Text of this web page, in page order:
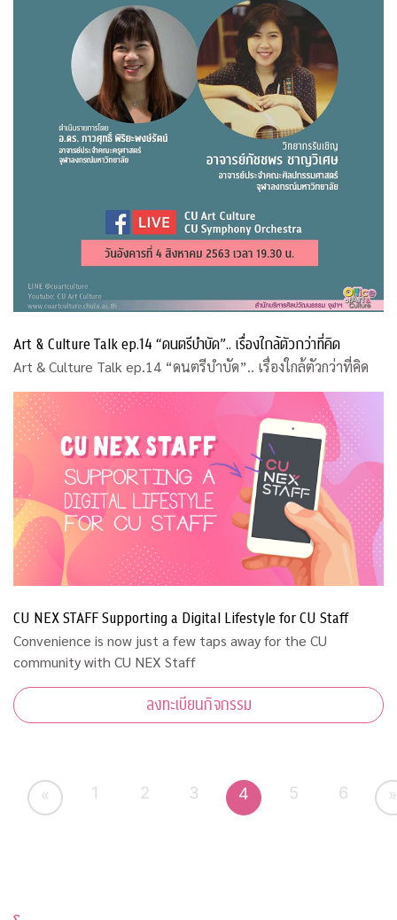
Art & Culture Talk ep.14 “ดนตรีบำบัด”.. เรื่องใกล้ตัวกว่าที่คิด
Art & Culture Talk ep.14 “ดนตรีบำบัด”.. เรื่องใกล้ตัวกว่าที่คิด
CU NEX STAFF Supporting a Digital Lifestyle for CU Staff
Convenience is now just a few taps away for the CU
community with CU NEX Staff
ลงทะเบียนกิจกรรม
« 1 2 3 4 5 6 »